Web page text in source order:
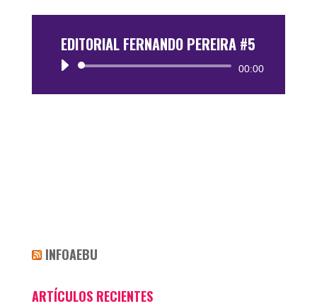
EDITORIAL FERNANDO PEREIRA #5
Reproductor
00:00
INFOAEBU
ARTÍCULOS RECIENTES